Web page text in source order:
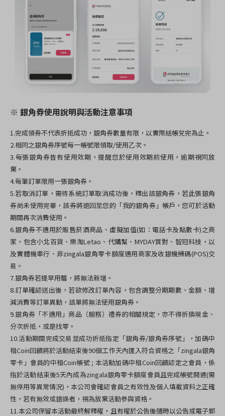
※ 銀角券使用說明與活動注意事項
1.完成領券不代表折抵成功，銀角券數量有限，以實際結帳兌完為止。
2.相同之銀角券序號每一帳號限領取/使用乙次。
3.每張銀角券皆有使用效期，提醒您於使用效期前使用，逾期視同放
棄。
4.每筆訂單限用一張銀角券。
5.若取消訂單，需待系統訂單取消成功後，釋出該銀角券，若此張銀角
券尚未使用完畢，該券將退回至您的「我的銀角券」帳戶，您可於活動
期間再次消費使用。
6.銀角券不適用於販售菸酒商品、虛擬加值(如：電話卡及點數卡)之商
家，包含小北百貨、樂淘Letao、代購幫、MYDAY買對、智冠科技，以
及實體機車行、非zingala銀角零卡額度適用商家及收銀機掃碼(POS)交
易。
7.銀角券若提早用罄，將無法新增。
8.訂單確認送出後，若欲修改訂單內容，包含調整分期期數、金額、增
減消費等訂單異動，該單將無法使用銀角券。
9.銀角券「不適用」商品（服務）禮券的相關規定，亦不得折換現金、
分次折抵，或是找零。
10.活動期間完成交易並成功折抵指定「銀角券/銀角券序號」，加碼中
租Coin回饋將於活動結束後90個工作天內匯入符合資格之「zingala銀角
零卡」會員的中租Coin帳號 ; 本活動加碼中租Coin回饋認定之會員，係
指於活動結束後5天內成為zingala銀角零卡額度會員且完成帳號開通(需
無停用等異常情況)，本公司會確認會員之有效性及個人填載資料之正確
性，若有無效或錯誤者，視為放棄活動參與資格。
11.本公司保留本活動最終解釋權，且有權於公告後隨時以公告或電子郵